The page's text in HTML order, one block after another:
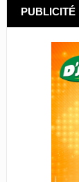
PUBLICITÉ